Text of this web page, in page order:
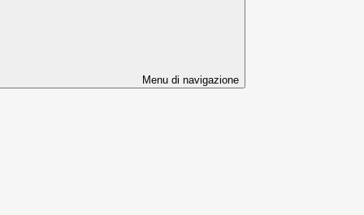
Menu di navigazione